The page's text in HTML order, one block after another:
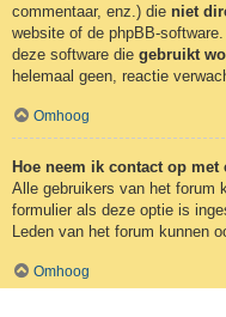
commentaar, enz.) die niet
website of de phpBB-
deze software die gebruikt
helemaal geen, reactie
Omhoog
Hoe neem ik contact op met
Alle gebruikers van het forum
formulier als deze optie is
Leden van het forum kunnen
Omhoog